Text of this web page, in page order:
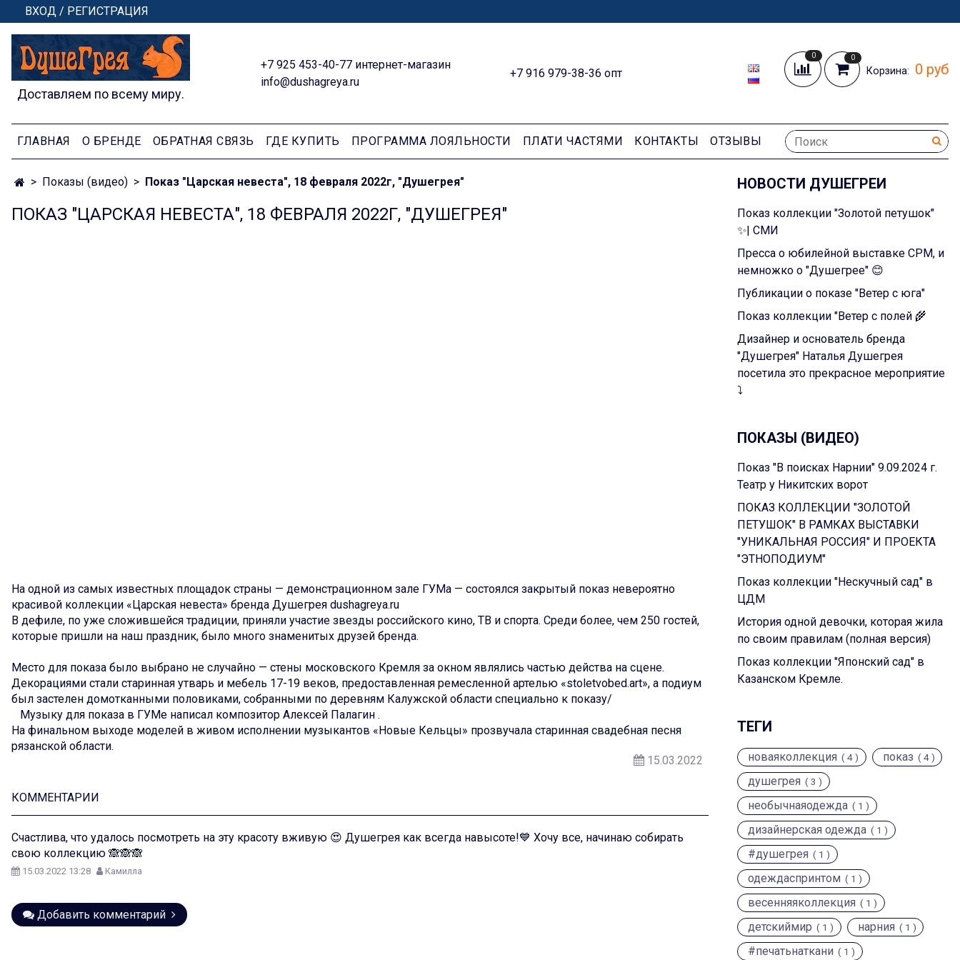
ВХОД / РЕГИСТРАЦИЯ
Доставляем по всему миру.
+7 925 453-40-77 интернет-магазин
info@dushagreya.ru
+7 916 979-38-36 опт
0 0
Корзина: 0 руб
ГЛАВНАЯ О БРЕНДЕ ОБРАТНАЯ СВЯЗЬ ГДЕ КУПИТЬ ПРОГРАММА ЛОЯЛЬНОСТИ ПЛАТИ ЧАСТЯМИ КОНТАКТЫ ОТЗЫВЫ
Показы (видео) Показ "Царская невеста", 18 февраля 2022г, "Душегрея"
ПОКАЗ "ЦАРСКАЯ НЕВЕСТА", 18 ФЕВРАЛЯ 2022Г, "ДУШЕГРЕЯ"
На одной из самых известных площадок страны — демонстрационном зале ГУМа — состоялся закрытый показ невероятно
красивой коллекции «Царская невеста» бренда Душегрея dushagreya.ru
В дефиле, по уже сложившейся традиции, приняли участие звезды российского кино, ТВ и спорта. Cреди более, чем 250 гостей,
которые пришли на наш праздник, было много знаменитых друзей бренда.
Место для показа было выбрано не случайно — стены московского Кремля за окном являлись частью действа на сцене.
Декорациями стали старинная утварь и мебель 17-19 веков, предоставленная ремесленной артелью «stoletvobed.art», а подиум
был застелен домотканными половиками, собранными по деревням Калужской области специально к показу/
⠀Музыку для показа в ГУМе написал композитор Алексей Палагин .
На финальном выходе моделей в живом исполнении музыкантов «Новые Кельцы» прозвучала старинная свадебная песня
рязанской области.
15.03.2022
КОММЕНТАРИИ
Счастлива, что удалось посмотреть на эту красоту вживую 😍 Душегрея как всегда навысоте!💙 Хочу все, начинаю собирать
свою коллекцию 🙈🙈🙈
15.03.2022 13:28 Камилла
Добавить комментарий
НОВОСТИ ДУШЕГРЕИ
Показ коллекции "Золотой петушок"
✨| СМИ
Пресса о юбилейной выставке CPM, и
немножко о "Душегрее" 😊
Публикации о показе "Ветер с юга"
Показ коллекции "Ветер с полей 🌾
Дизайнер и основатель бренда
"Душегрея" Наталья Душегрея
посетила это прекрасное мероприятие
⤵️
ПОКАЗЫ (ВИДЕО)
Показ "В поисках Нарнии" 9.09.2024 г.
Театр у Никитских ворот
ПОКАЗ КОЛЛЕКЦИИ "ЗОЛОТОЙ
ПЕТУШОК" В РАМКАХ ВЫСТАВКИ
"УНИКАЛЬНАЯ РОССИЯ" И ПРОЕКТА
"ЭТНОПОДИУМ"
Показ коллекции "Нескучный сад" в
ЦДМ
История одной девочки, которая жила
по своим правилам (полная версия)
Показ коллекции "Японский сад" в
Казанском Кремле.
ТЕГИ
новаяколлекция ( 4 ) показ ( 4 )
душегрея ( 3 )
необычнаяодежда ( 1 )
дизайнерская одежда ( 1 )
#душегрея ( 1 )
одеждаспринтом ( 1 )
весенняяколлекция ( 1 )
детскиймир ( 1 ) нарния ( 1 )
#печатьнаткани ( 1 )